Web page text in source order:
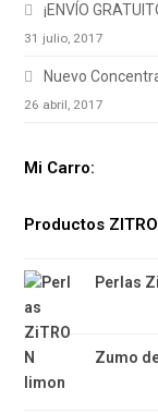
¡ENVÍO
31 julio, 2017
Nuevo
26 abril, 2017
Mi Carro:
Productos
Perlas
Zumo